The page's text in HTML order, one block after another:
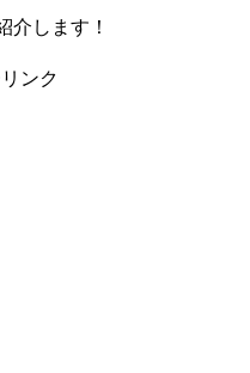
介します！
ンク